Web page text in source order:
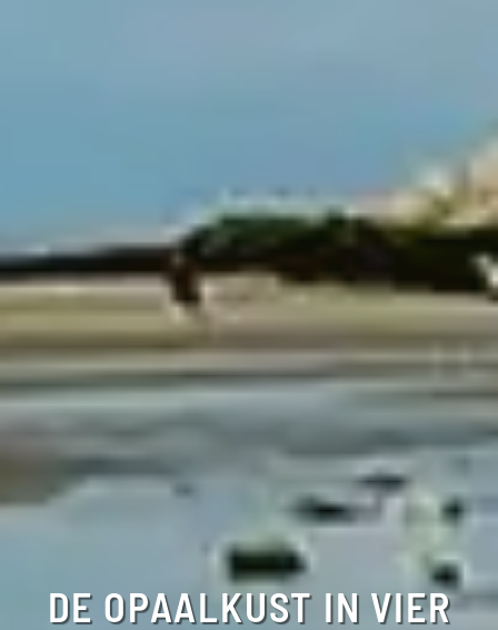
DE OPAALKUST IN VIER